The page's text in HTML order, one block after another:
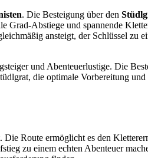
. Die Besteigung über den
Grad-Abstiege und spannende
ansteigt, der Schlüssel zu
und Abenteuerlustige. Die
die optimale Vorbereitung und
Die Route ermöglicht es den
zu einem echten Abenteuer